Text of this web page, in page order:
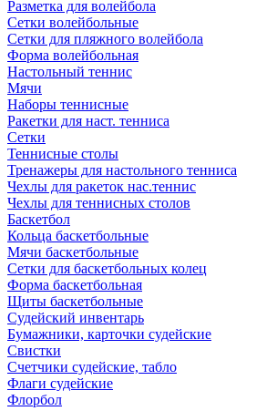
Разметка для волейбола
Сетки волейбольные
Сетки для пляжного волейбола
Форма волейбольная
Настольный теннис
Мячи
Наборы теннисные
Ракетки для наст. тенниса
Сетки
Теннисные столы
Тренажеры для настольного тенниса
Чехлы для ракеток нас.теннис
Чехлы для теннисных столов
Баскетбол
Кольца баскетбольные
Мячи баскетбольные
Сетки для баскетбольных колец
Форма баскетбольная
Щиты баскетбольные
Судейский инвентарь
Бумажники, карточки судейские
Свистки
Счетчики судейские, табло
Флаги судейские
Флорбол